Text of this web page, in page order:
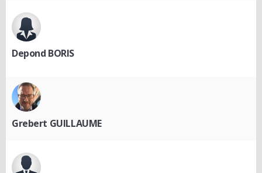
Depond BORIS
Grebert GUILLAUME